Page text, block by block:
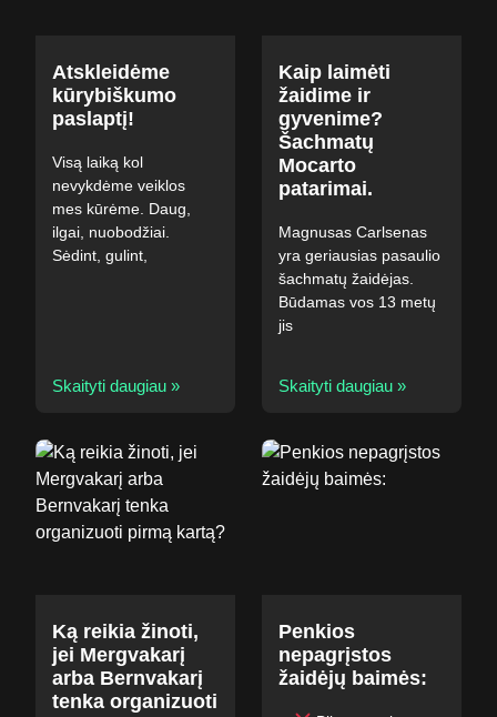
Atskleidėme
kūrybiškumo
paslaptį!
Visą laiką kol
nevykdėme veiklos
mes kūrėme. Daug,
ilgai, nuobodžiai.
Sėdint, gulint,
Skaityti daugiau »
Kaip laimėti
žaidime ir
gyvenime?
Šachmatų
Mocarto
patarimai.
Magnusas Carlsenas
yra geriausias pasaulio
šachmatų žaidėjas.
Būdamas vos 13 metų
jis
Skaityti daugiau »
Ką reikia žinoti,
jei Mergvakarį
arba Bernvakarį
tenka organizuoti
Penkios
nepagrįstos
žaidėjų baimės: